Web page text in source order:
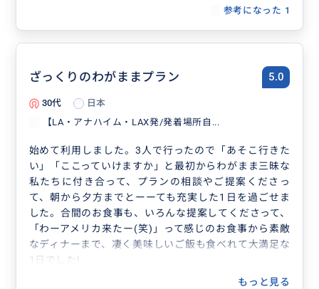
参考になった 1
ざっくりのわがままプラン 5.0
30代
日本
【LA・アナハイム・LAX発/発着場所自...
始めて利用しました。3人で行ったので「あそこ行きた
い」「ここっていけますか」と最初からわがまま三昧な
私たちに付き合って、プランの相談やご提案くださっ
て、朝から夕方までとーーても充実した1日を過ごせま
した。合間のお食事も、いろんな提案してくださって、
「わーアメリカ来たー(笑)」って感じのお食事から素敵
なディナーまで、凄く美味しいご飯も食べれて大満足な
1日でした!
もっと見る